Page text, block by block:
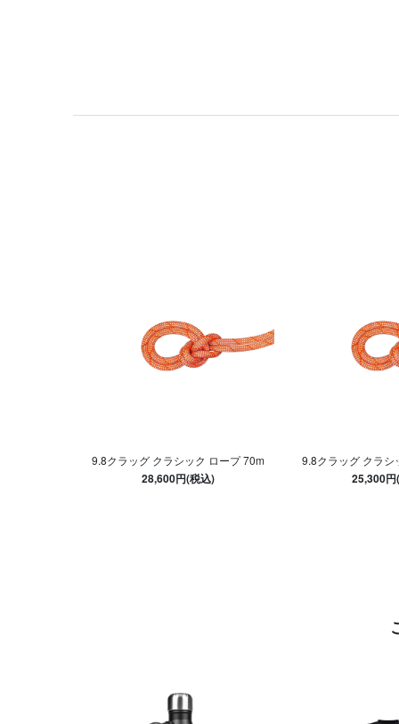
9.8クラッグ クラシック ロープ 70m
28,600円(税込)
9.8クラッグ クラシ
25,300円